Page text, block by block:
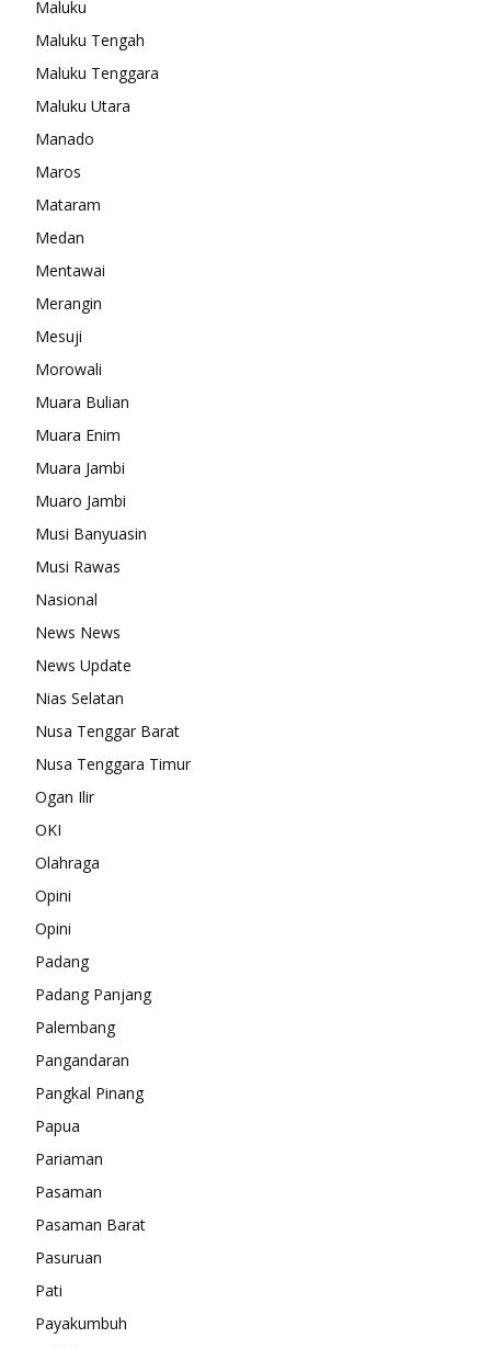
Maluku
Maluku Tengah
Maluku Tenggara
Maluku Utara
Manado
Maros
Mataram
Medan
Mentawai
Merangin
Mesuji
Morowali
Muara Bulian
Muara Enim
Muara Jambi
Muaro Jambi
Musi Banyuasin
Musi Rawas
Nasional
News News
News Update
Nias Selatan
Nusa Tenggar Barat
Nusa Tenggara Timur
Ogan Ilir
OKI
Olahraga
Opini
Opini
Padang
Padang Panjang
Palembang
Pangandaran
Pangkal Pinang
Papua
Pariaman
Pasaman
Pasaman Barat
Pasuruan
Pati
Payakumbuh